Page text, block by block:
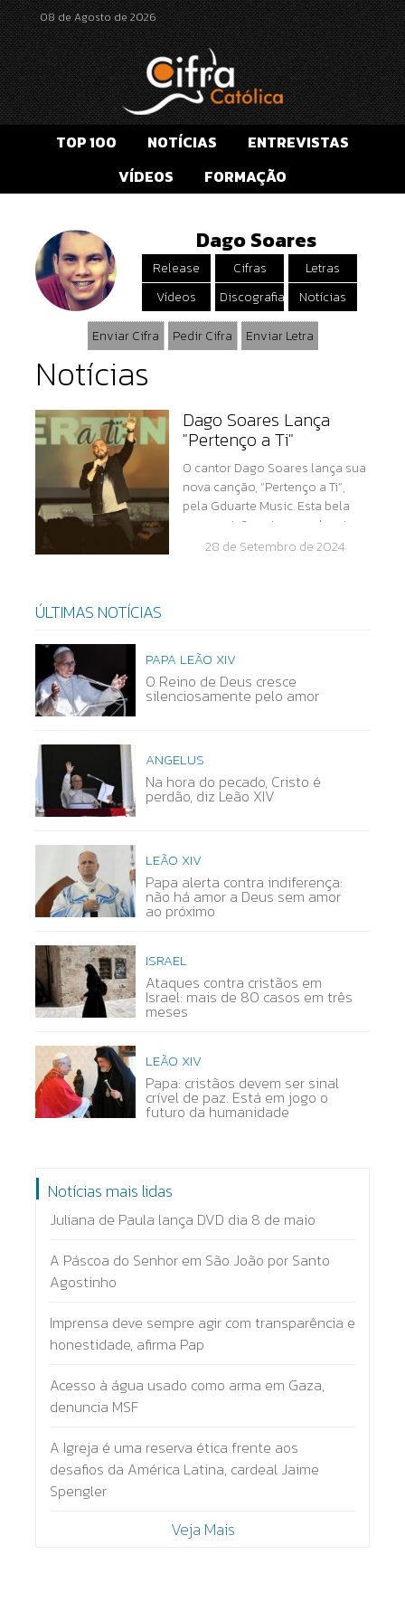
08 de Agosto de 2026
TOP 100 NOTÍCIAS
ENTREVISTAS
VÍDEOS
FORMAÇÃO
Dago Soares
Release Cifras
Letras
Vídeos
Discografia Notícias
Enviar Cifra Pedir Cifra Enviar Letra
Notícias
Dago Soares Lança
"Pertenço a Ti"
O cantor Dago Soares lança sua
nova canção, “Pertenço a Ti”,
pela Gduarte Music. Esta bela
composição externa o desejo
de uma vida eterna e
28 de Setembro de 2024
ÚLTIMAS NOTÍCIAS
PAPA LEÃO XIV
O Reino de Deus cresce
silenciosamente pelo amor
ANGELUS
Na hora do pecado, Cristo é
perdão, diz Leão XIV
LEÃO XIV
Papa alerta contra indiferença:
não há amor a Deus sem amor
ao próximo
ISRAEL
Ataques contra cristãos em
Israel: mais de 80 casos em três
meses
LEÃO XIV
Papa: cristãos devem ser sinal
crível de paz. Está em jogo o
futuro da humanidade
Notícias mais lidas
Juliana de Paula lança DVD dia 8 de maio
A Páscoa do Senhor em São João por Santo
Agostinho
Imprensa deve sempre agir com transparência e
honestidade, afirma Pap
Acesso à água usado como arma em Gaza,
denuncia MSF
A Igreja é uma reserva ética frente aos
desafios da América Latina, cardeal Jaime
Spengler
Veja Mais